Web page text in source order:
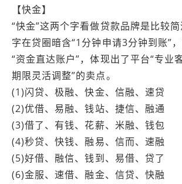
【快金】
“快金”这两个字看做贷款品牌是比较
字在贷圈暗含“1分钟申请3分钟到账”
“资金直达账户”，体现出了平台“专业
期限灵活调整”的卖点。
(1)闪贷、极融、快金、信融、速贷
(2)优借、易融、钱站、捷信、融通
(3)借了、有钱、花薪、米融、钱包
(4)秒贷、快钱、融易、信而、速融
(5)好借、融信、钱到、易借、贷了
(6)金服、速借、融金、信贷、快融